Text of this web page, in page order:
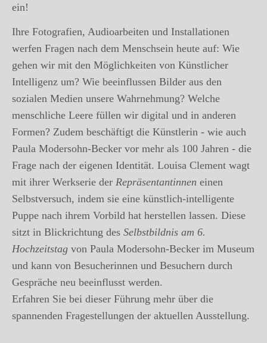
ein!
Ihre Fotografien, Audioarbeiten und Installationen
werfen Fragen nach dem Menschsein heute auf: Wie
gehen wir mit den Möglichkeiten von Künstlicher
Intelligenz um? Wie beeinflussen Bilder aus den
sozialen Medien unsere Wahrnehmung? Welche
menschliche Leere füllen wir digital und in anderen
Formen? Zudem beschäftigt die Künstlerin - wie auch
Paula Modersohn-Becker vor mehr als 100 Jahren - die
Frage nach der eigenen Identität. Louisa Clement wagt
mit ihrer Werkserie der Repräsentantinnen einen
Selbstversuch, indem sie eine künstlich-intelligente
Puppe nach ihrem Vorbild hat herstellen lassen. Diese
sitzt in Blickrichtung des Selbstbildnis am 6.
Hochzeitstag von Paula Modersohn-Becker im Museum
und kann von Besucherinnen und Besuchern durch
Gespräche neu beeinflusst werden.
Erfahren Sie bei dieser Führung mehr über die
spannenden Fragestellungen der aktuellen Ausstellung.